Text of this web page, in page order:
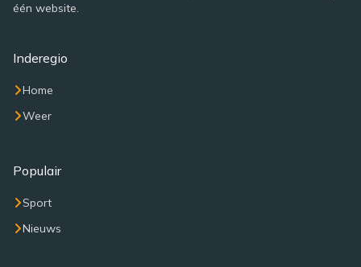
één website.
Inderegio
Home
Weer
Populair
Sport
Nieuws